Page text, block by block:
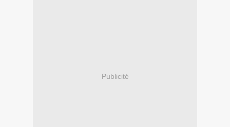
Publicité